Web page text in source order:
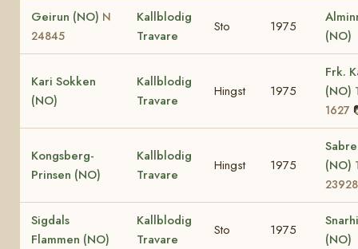
Geirun (NO) N
24845
Kallblodig
Travare
Sto 1975
(NO)
Kari Sokken
(NO)
Kallblodig
Travare
Hingst 1975
Frk.
(NO)
1627
Kongsberg-
Prinsen (NO)
Kallblodig
Travare
Hingst 1975
(NO)
23928
Sigdals
Flammen (NO)
Kallblodig
Travare
Sto 1975
(NO)